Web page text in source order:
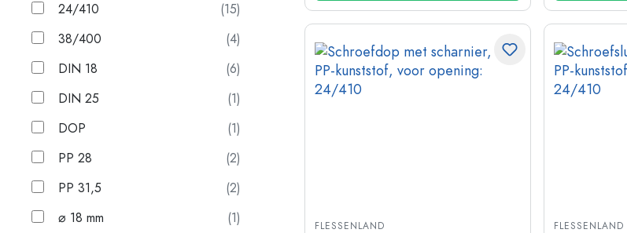
24/410
(15)
38/400
(4)
DIN 18
(6)
DIN 25
(1)
DOP
(1)
PP 28
(2)
PP 31,5
(2)
⌀ 18 mm
(1)
FLESSENLAND FLESSENLAND